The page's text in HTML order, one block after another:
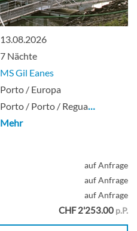
13.08.2026
7 Nächte
MS Gil Eanes
Porto / Europa
Porto / Porto / Regua…
Mehr
auf Anfrage
auf Anfrage
auf Anfrage
CHF 2'253.00 p.P.